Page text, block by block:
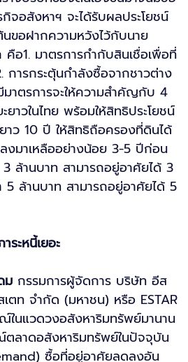
กิจอสังหาฯ จะได้รับผลประโยชน์
ขอฝากความหวังไว้กับนาย
คือ1. มาตรการกำกับสินเชื่อเพื่อที่
การกระตุ้นกำลังซื้อจากชาวต่าง
าตรการจะให้ความสำคัญกับ 4
าวในไทย พร้อมให้สิทธิประโยชน์
าว 10 ปี ให้สิทธิถือครองที่ดินได้
งมาเหลืออย่างน้อย 3-5 ปีก่อน
ล้านบาท สามารถอยู่อาศัยได้ 3
5 ล้านบาท สามารถอยู่อาศัยได้ 5
ระหนี้เยอะ
ม กรรมการผู้จัดการ บริษัท อีส
เตท จำกัด (มหาชน) หรือ ESTAR
ในแวดวงอสังหาริมทรัพย์มานาน
ลาดอสังหาริมทรัพย์ในปัจจุบัน
ซื้อที่อยู่อาศัยลดลงอัน